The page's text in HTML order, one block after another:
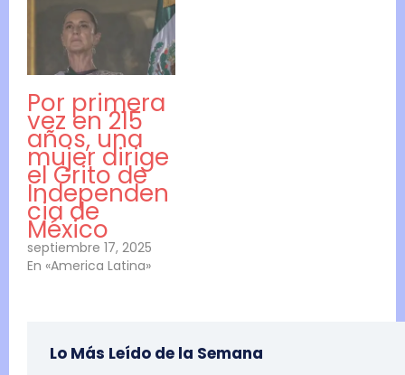
Por primera
vez en 215
años, una
mujer dirige
el Grito de
Independen
cia de
México
septiembre 17, 2025
En «America Latina»
Lo Más Leído de la Semana